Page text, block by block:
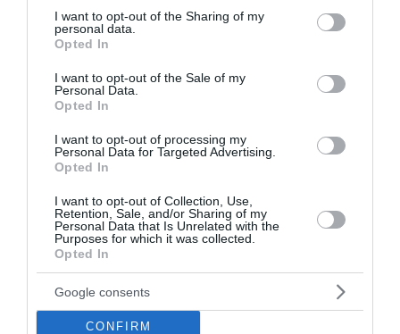
not limited to your visit or usage behaviour. You may click to
grant or deny consent to Google and its third-party tags to
use your data for below specified purposes in below Google
consent section.
I want to opt-out of the Sharing of my
personal data.
Opted In
I want to opt-out of the Sale of my
Personal Data.
Opted In
I want to opt-out of processing my
Personal Data for Targeted Advertising.
Opted In
I want to opt-out of Collection, Use,
Retention, Sale, and/or Sharing of my
Personal Data that Is Unrelated with the
Purposes for which it was collected.
Opted In
Google consents
CONFIRM
απέστειλε στην ηγεσία του κόμματος και στην οποία
εξηγεί τους λόγους της απόφασής ...
15:15 | 05 Αυγούστου 2026